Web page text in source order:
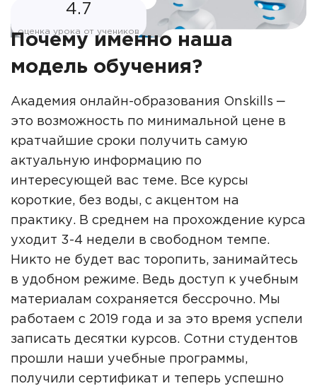
4.7
оценка урока от учеников
Почему именно наша
модель обучения?
Академия онлайн-образования Onskills ‒
это возможность по минимальной цене в
кратчайшие сроки получить самую
актуальную информацию по
интересующей вас теме. Все курсы
короткие, без воды, с акцентом на
практику. В среднем на прохождение курса
уходит 3-4 недели в свободном темпе.
Никто не будет вас торопить, занимайтесь
в удобном режиме. Ведь доступ к учебным
материалам сохраняется бессрочно. Мы
работаем с 2019 года и за это время успели
записать десятки курсов. Сотни студентов
прошли наши учебные программы,
получили сертификат и теперь успешно